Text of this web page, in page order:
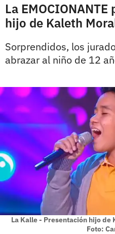
La
hijo de Kaleth
Sorprendidos, los
abrazar al niño de 12
La Kalle - Presentación hijo de
Foto: